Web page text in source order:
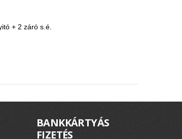
+ 2 záró s.é.
BANKKÁRTYÁS
FIZETÉS